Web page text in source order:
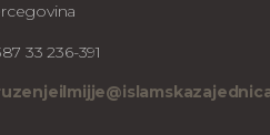
33 236-391